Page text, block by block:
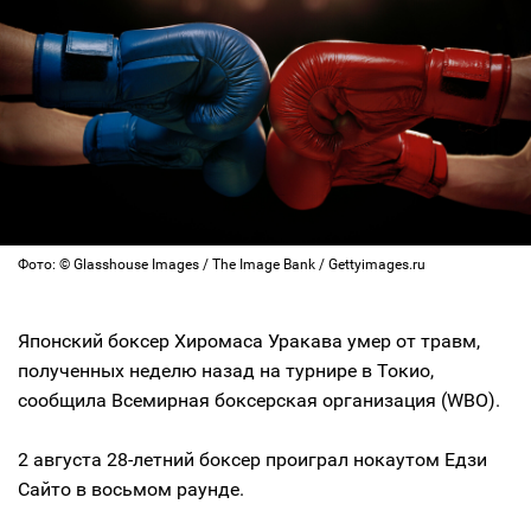
Фото: © Glasshouse Images / The Image Bank / Gettyimages.ru
Японский боксер Хиромаса Уракава умер от травм,
полученных неделю назад на турнире в Токио,
сообщила Всемирная боксерская организация (WBO).
2 августа 28-летний боксер проиграл нокаутом Едзи
Сайто в восьмом раунде.